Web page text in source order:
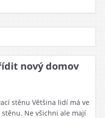
nový domov
stěnu Většina lidí má ve
Ne všichni ale mají